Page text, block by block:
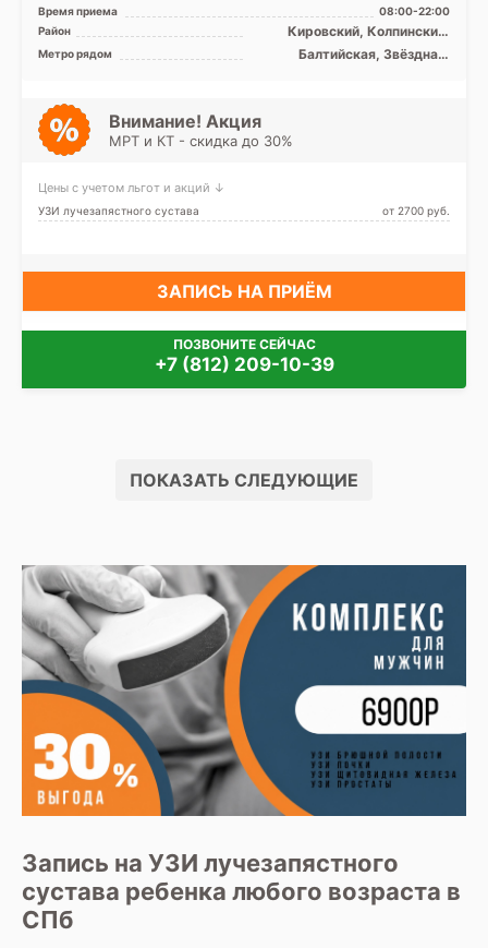
МРТ SIGNA Voyager 1.5 Тесла,
КТ Revolution EVO 1 ...
Время приема
08:00-22:00
Район
Кировский, Колпинский,
Московский, Невский,
Пушкинский, Фрунзенский,
Метро рядом
Балтийская, Звёздная,
институт, Фрунзенская,
Внимание! Акция
МРТ и КТ - скидка до 30%
Цены с учетом льгот и акций ↓
УЗИ лучезапястного сустава от 2700 pуб.
ЗАПИСЬ НА ПРИЁМ
ПОЗВОНИТЕ СЕЙЧАС
+7 (812) 209-10-39
ПОКАЗАТЬ СЛЕДУЮЩИЕ
Запись на УЗИ лучезапястного
сустава ребенка любого возраста в
СПб